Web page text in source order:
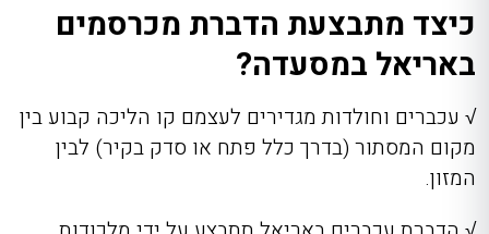
כיצד מתבצעת הדברת מכרסמים
באריאל במסעדה?
√ עכברים וחולדות מגדירים לעצמם קו הליכה קבוע בין
מקום המסתור (בדרך כלל פתח או סדק בקיר) לבין
המזון.